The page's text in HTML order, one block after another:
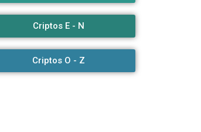
Criptos E - N
Criptos O - Z